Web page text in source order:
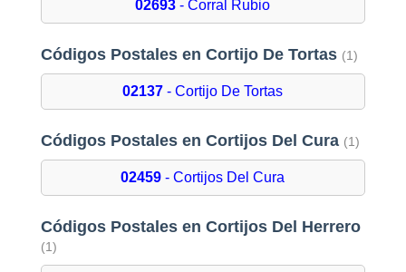
02693 - Corral Rubio
Códigos Postales en Cortijo De Tortas (1)
02137 - Cortijo De Tortas
Códigos Postales en Cortijos Del Cura (1)
02459 - Cortijos Del Cura
Códigos Postales en Cortijos Del Herrero
(1)